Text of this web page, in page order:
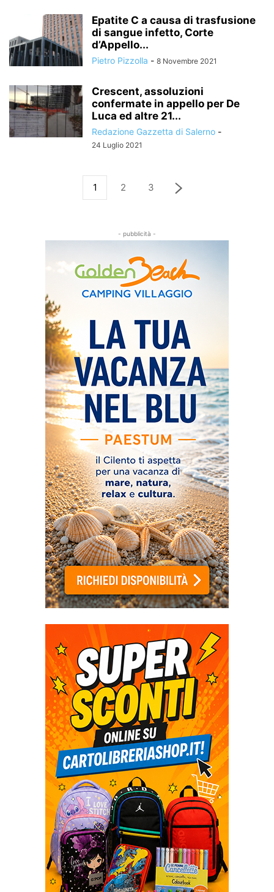
Epatite C a causa di trasfusione
di sangue infetto, Corte
d’Appello...
Pietro Pizzolla - 8 Novembre 2021
Crescent, assoluzioni
confermate in appello per De
Luca ed altre 21...
Redazione Gazzetta di Salerno -
24 Luglio 2021
1 2 3
- pubblicità -